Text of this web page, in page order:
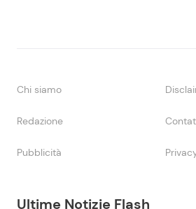
Ultime Notizie Flash
Chi siamo
Redazione
Pubblicità